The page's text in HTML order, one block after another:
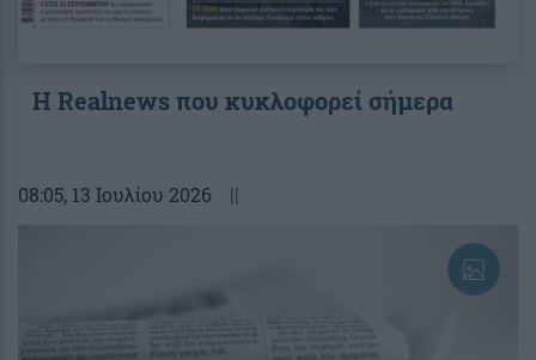
Η Realnews που κυκλοφορεί σήμερα
08:05, 13 Ιουλίου 2026 ||